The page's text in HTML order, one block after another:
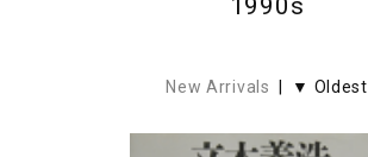
1990s
New Arrivals | ▼ Oldest